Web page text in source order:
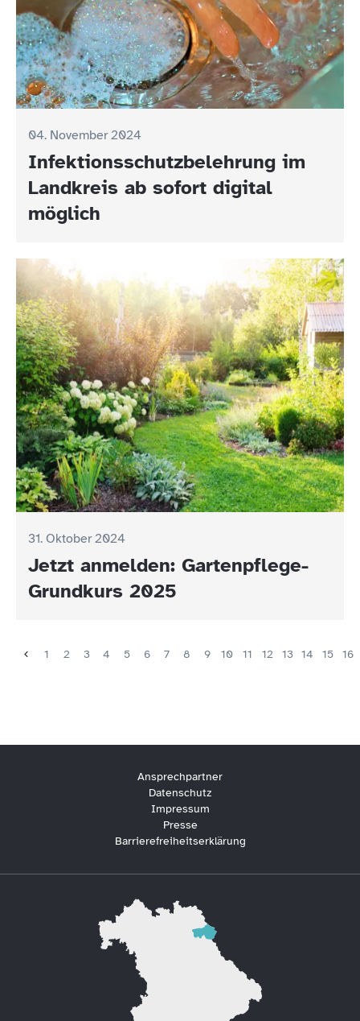
04. November 2024
Infektionsschutzbelehrung im
Landkreis ab sofort digital
möglich
31. Oktober 2024
Jetzt anmelden: Gartenpflege-
Grundkurs 2025
1 2 3 4 5 6 7 8 9 10 11 12 13 14 15 16
Ansprechpartner
Datenschutz
Impressum
Presse
Barrierefreiheitserklärung